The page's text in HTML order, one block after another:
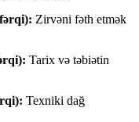
Zirvəni fəth etmək
Tarix və təbiətin
Texniki dağ